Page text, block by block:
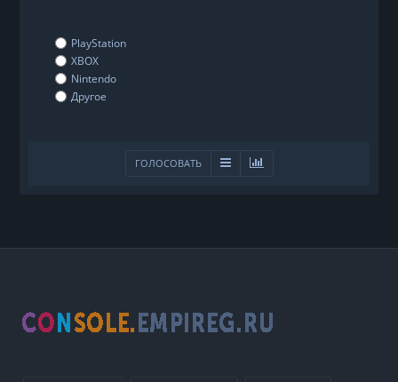
PlayStation
XBOX
Nintendo
Другое
ГОЛОСОВАТЬ